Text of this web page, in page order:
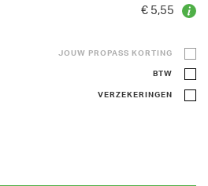
€ 5,55
JOUW PROPASS KORTING
BTW
VERZEKERINGEN